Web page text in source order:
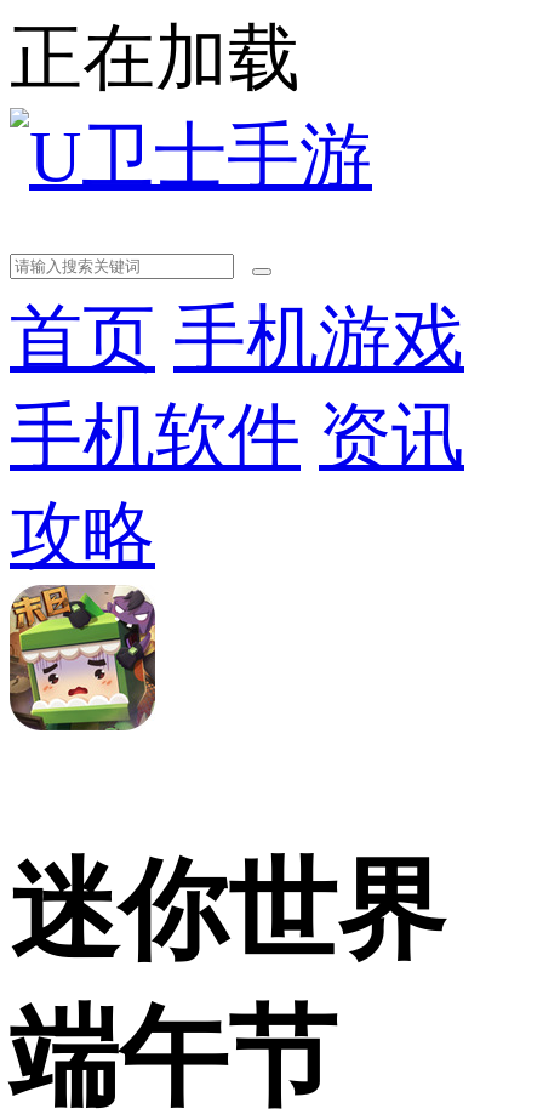
正在加载
首页 手机游戏
手机软件 资讯
攻略
迷你世界
端午节